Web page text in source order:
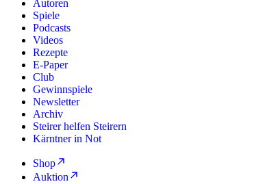
Autoren
Spiele
Podcasts
Videos
Rezepte
E-Paper
Club
Gewinnspiele
Newsletter
Archiv
Steirer helfen Steirern
Kärntner in Not
Shop
Auktion